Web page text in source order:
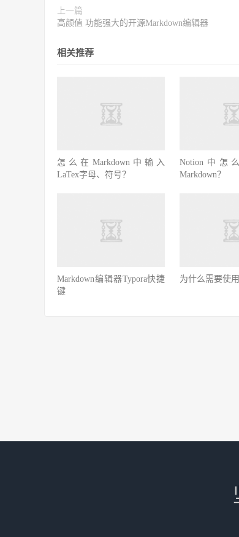
上一篇
高颜值 功能强大的开源Markdown编辑器
相关推荐
怎么在Markdown中输入
LaTex字母、符号？
Notion中怎
Markdown？
Markdown编辑器Typora快捷
键
为什么需要使用